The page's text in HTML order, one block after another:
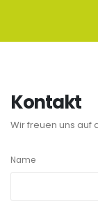
Kontakt
Wir freuen uns auf
Name